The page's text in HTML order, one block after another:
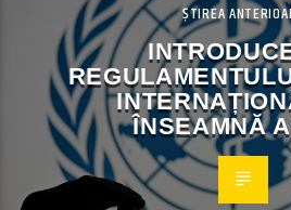
ȘTIREA
ÎNSEAMNĂ